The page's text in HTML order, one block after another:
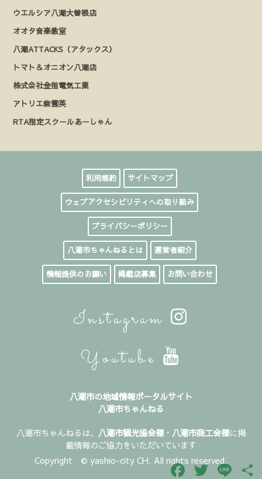
ウエルシア八潮大曽根店
オオタ音楽教室
八潮ATTACKS（アタックス）
トマト＆オニオン八潮店
株式会社金指電気工業
アトリエ紫雲英
RTA指定スクールあーしゃん
利用規約 サイトマップ
ウェブアクセシビリティへの取り組み
プライバシーポリシー
八潮市ちゃんねるとは 運営者紹介
情報提供のお願い 掲載店募集 お問い合わせ
Instagram
Youtube
八潮市の地域情報ポータルサイト
八潮市ちゃんねる
八潮市ちゃんねるは、 八潮市観光協会様・ 八潮市商工会様に掲
載情報のご協力をいただいています
Copyright © yashio-city CH. All rights reserved.
Facebook
TwitterLine